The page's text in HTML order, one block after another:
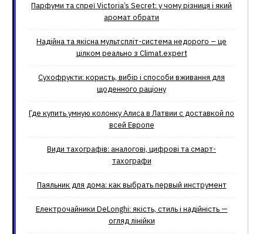
Парфуми та спреї Victoria’s Secret: у чому різниця і який
аромат обрати
Надійна та якісна мультспліт-система недорого – це
цілком реально з Climat.еxpert
Сухофрукти: користь, вибір і способи вживання для
щоденного раціону
Где купить умную колонку Алиса в Латвии с доставкой по
всей Европе
Види тахографів: аналогові, цифрові та смарт-
тахографи
Паяльник для дома: как выбрать первый инструмент
Електрочайники DeLonghi: якість, стиль і надійність —
огляд лінійки